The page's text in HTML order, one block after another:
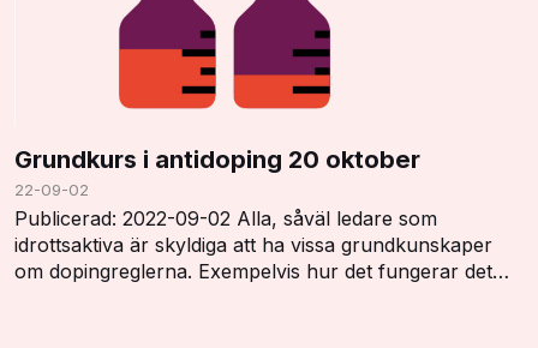
Grundkurs i antidoping 20 oktober
22-09-02
Publicerad: 2022-09-02 Alla, såväl ledare som
idrottsaktiva är skyldiga att ha vissa grundkunskaper
om dopingreglerna. Exempelvis hur det fungerar det